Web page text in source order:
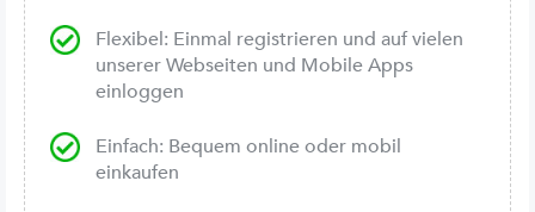
Flexibel: Einmal registrieren und auf vielen
unserer Webseiten und Mobile Apps
einloggen
Einfach: Bequem online oder mobil
einkaufen